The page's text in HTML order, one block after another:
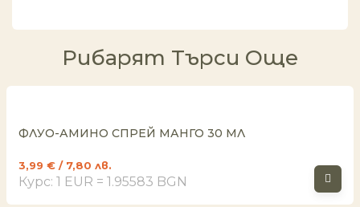
Рибарят Търси Още
ФЛУО-АМИНО СПРЕЙ МАНГО 30 МЛ
3,99 € / 7,80 лв.
Курс: 1 EUR = 1.95583 BGN